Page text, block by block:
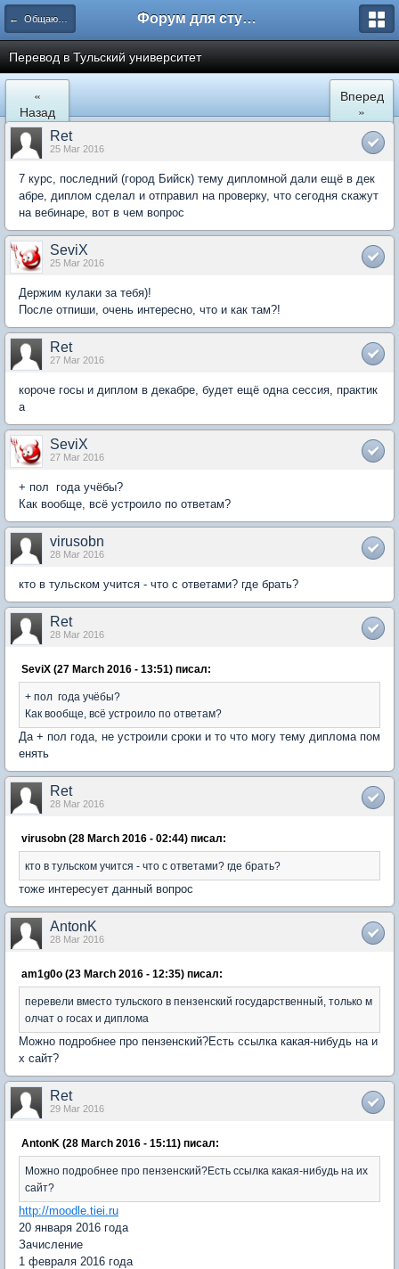
← Общаются информатики Форум для студента СГА
Перевод в Тульский университет
«
Назад
Вперед
»
Ret
25 Mar 2016
7 курс, последний (город Бийск) тему дипломной дали ещё в дек
абре, диплом сделал и отправил на проверку, что сегодня скажут
на вебинаре, вот в чем вопрос
SeviX
25 Mar 2016
Держим кулаки за тебя)!
После отпиши, очень интересно, что и как там?!
Ret
27 Mar 2016
короче госы и диплом в декабре, будет ещё одна сессия, практик
а
SeviX
27 Mar 2016
+ пол года учёбы?
Как вообще, всё устроило по ответам?
virusobn
28 Mar 2016
кто в тульском учится - что с ответами? где брать?
Ret
28 Mar 2016
SeviX (27 March 2016 - 13:51) писал:
+ пол года учёбы?
Как вообще, всё устроило по ответам?
Да + пол года, не устроили сроки и то что могу тему диплома пом
енять
Ret
28 Mar 2016
virusobn (28 March 2016 - 02:44) писал:
кто в тульском учится - что с ответами? где брать?
тоже интересует данный вопрос
AntonK
28 Mar 2016
am1g0o (23 March 2016 - 12:35) писал:
перевели вместо тульского в пензенский государственный, только м
олчат о госах и диплома
Можно подробнее про пензенский?Есть ссылка какая-нибудь на и
х сайт?
Ret
29 Mar 2016
AntonK (28 March 2016 - 15:11) писал:
Можно подробнее про пензенский?Есть ссылка какая-нибудь на их
сайт?
http://moodle.tiei.ru
20 января 2016 года
Зачисление
1 февраля 2016 года